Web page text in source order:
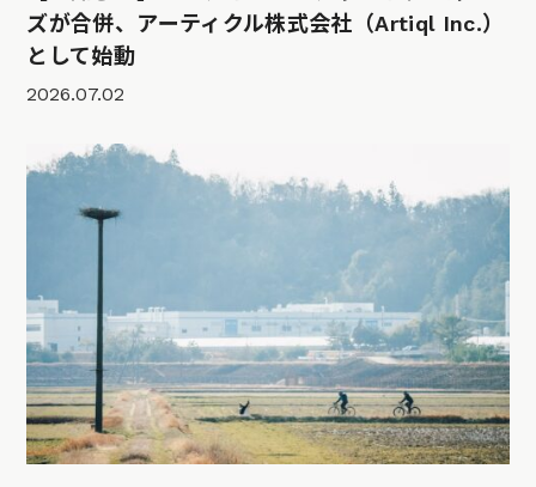
ズが合併、アーティクル株式会社（Artiql Inc.）
として始動
2026.07.02